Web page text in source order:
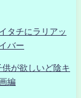
タチにラリアッ
バー
が欲しいど陰キ
編